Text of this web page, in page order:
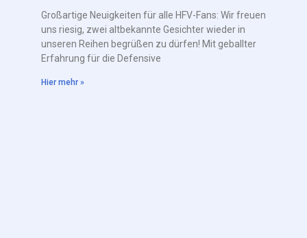
Großartige Neuigkeiten für alle HFV-Fans: Wir freuen
uns riesig, zwei altbekannte Gesichter wieder in
unseren Reihen begrüßen zu dürfen! Mit geballter
Erfahrung für die Defensive
Hier mehr »